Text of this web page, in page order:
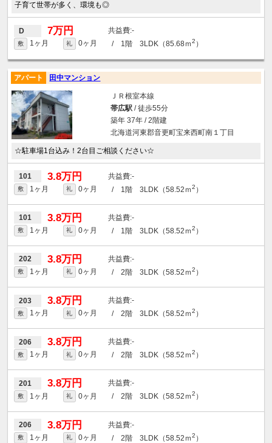
子育て世帯が多く、環境も◎
D 7万円 -
敷 1ヶ月 礼 0ヶ月 / 1階 3LDK（85.68ｍ2 ）
アパート 田中マンション
ＪＲ根室本線
帯広駅/ 徒歩55分
築年 37年 / 2階建
北海道河東郡音更町宝来西町南１丁目
☆駐車場1台込み！2台目ご相談ください☆
101 3.8万円 -
敷 1ヶ月 礼 0ヶ月 / 1階 3LDK（58.52ｍ2 ）
101 3.8万円 -
敷 1ヶ月 礼 0ヶ月 / 1階 3LDK（58.52ｍ2 ）
202 3.8万円 -
敷 1ヶ月 礼 0ヶ月 / 2階 3LDK（58.52ｍ2 ）
203 3.8万円 -
敷 1ヶ月 礼 0ヶ月 / 2階 3LDK（58.52ｍ2 ）
206 3.8万円 -
敷 1ヶ月 礼 0ヶ月 / 2階 3LDK（58.52ｍ2 ）
201 3.8万円 -
敷 1ヶ月 礼 0ヶ月 / 2階 3LDK（58.52ｍ2 ）
206 3.8万円 -
敷 1ヶ月 礼 0ヶ月 / 2階 3LDK（58.52ｍ2 ）